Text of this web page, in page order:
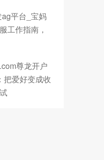
平台_宝妈
工作指南，
尊龙开户
把爱好变成收